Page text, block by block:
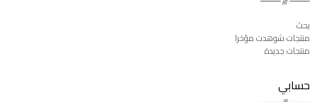
بحث
منتجات شوهدت مؤخرا
منتجات جديدة
حسابي